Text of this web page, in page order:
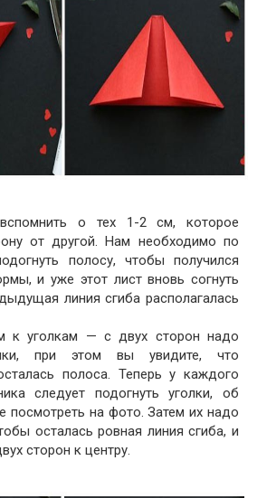
о тех 1-2 см, которое
от другой. Нам необходимо по
полосу, чтобы получился
и уже этот лист вновь согнуть
линия сгиба располагалась
к уголкам — с двух сторон надо
при этом вы увидите, что
полоса. Теперь у каждого
следует подогнуть уголки, об
посмотреть на фото. Затем их надо
осталась ровная линия сгиба, и
сторон к центру.